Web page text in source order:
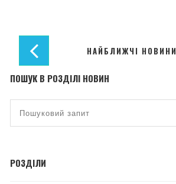
НАЙБЛИЖЧІ НОВИНИ
ПОШУК В РОЗДІЛІ НОВИН
РОЗДІЛИ